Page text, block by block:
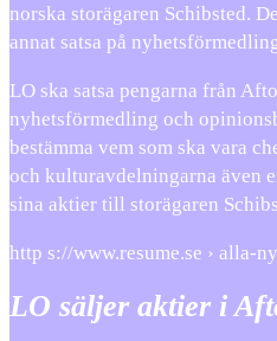
norska storägaren Schibsted.
annat satsa på
LO ska satsa pengarna från
nyhetsförmedling och
bestämma vem som ska vara
och kulturavdelningarna även
sina aktier till storägaren
http s://www.resume.se › alla-
LO säljer aktier i